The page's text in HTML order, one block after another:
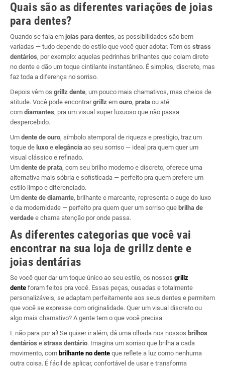
Quais são as diferentes variações de joias
para dentes?
Quando se fala em joias para dentes, as possibilidades são bem
variadas — tudo depende do estilo que você quer adotar. Tem os strass
dentários, por exemplo: aquelas pedrinhas brilhantes que colam direto
no dente e dão um toque cintilante instantâneo. É simples, discreto, mas
faz toda a diferença no sorriso.
Depois vêm os grillz dente, um pouco mais chamativos, mas cheios de
atitude. Você pode encontrargrillz em ouro, prata ou até
com diamantes, pra um visual super luxuoso que não passa
despercebido.
Um dente de ouro, símbolo atemporal de riqueza e prestígio, traz um
toque de luxo e elegância ao seu sorriso — ideal pra quem quer um
visual clássico e refinado.
Um dente de prata, com seu brilho moderno e discreto, oferece uma
alternativa mais sóbria e sofisticada — perfeito pra quem prefere um
estilo limpo e diferenciado.
Um dente de diamante, brilhante e marcante, representa o auge do luxo
e da modernidade — perfeito pra quem quer um sorriso que brilha de
verdade e chama atenção por onde passa.
As diferentes categorias que você vai
encontrar na sua loja de grillz dente e
joias dentárias
Se você quer dar um toque único ao seu estilo, os nossos grillz
dente foram feitos pra você. Essas peças, ousadas e totalmente
personalizáveis, se adaptam perfeitamente aos seus dentes e permitem
que você se expresse com originalidade. Quer um visual discreto ou
algo mais chamativo? A gente tem o que você precisa.
E não para por aí! Se quiser ir além, dá uma olhada nos nossos brilhos
dentários e strass dentário. Imagina um sorriso que brilha a cada
movimento, com brilhante no dente que reflete a luz como nenhuma
outra coisa. É fácil de aplicar, confortável de usar e transforma